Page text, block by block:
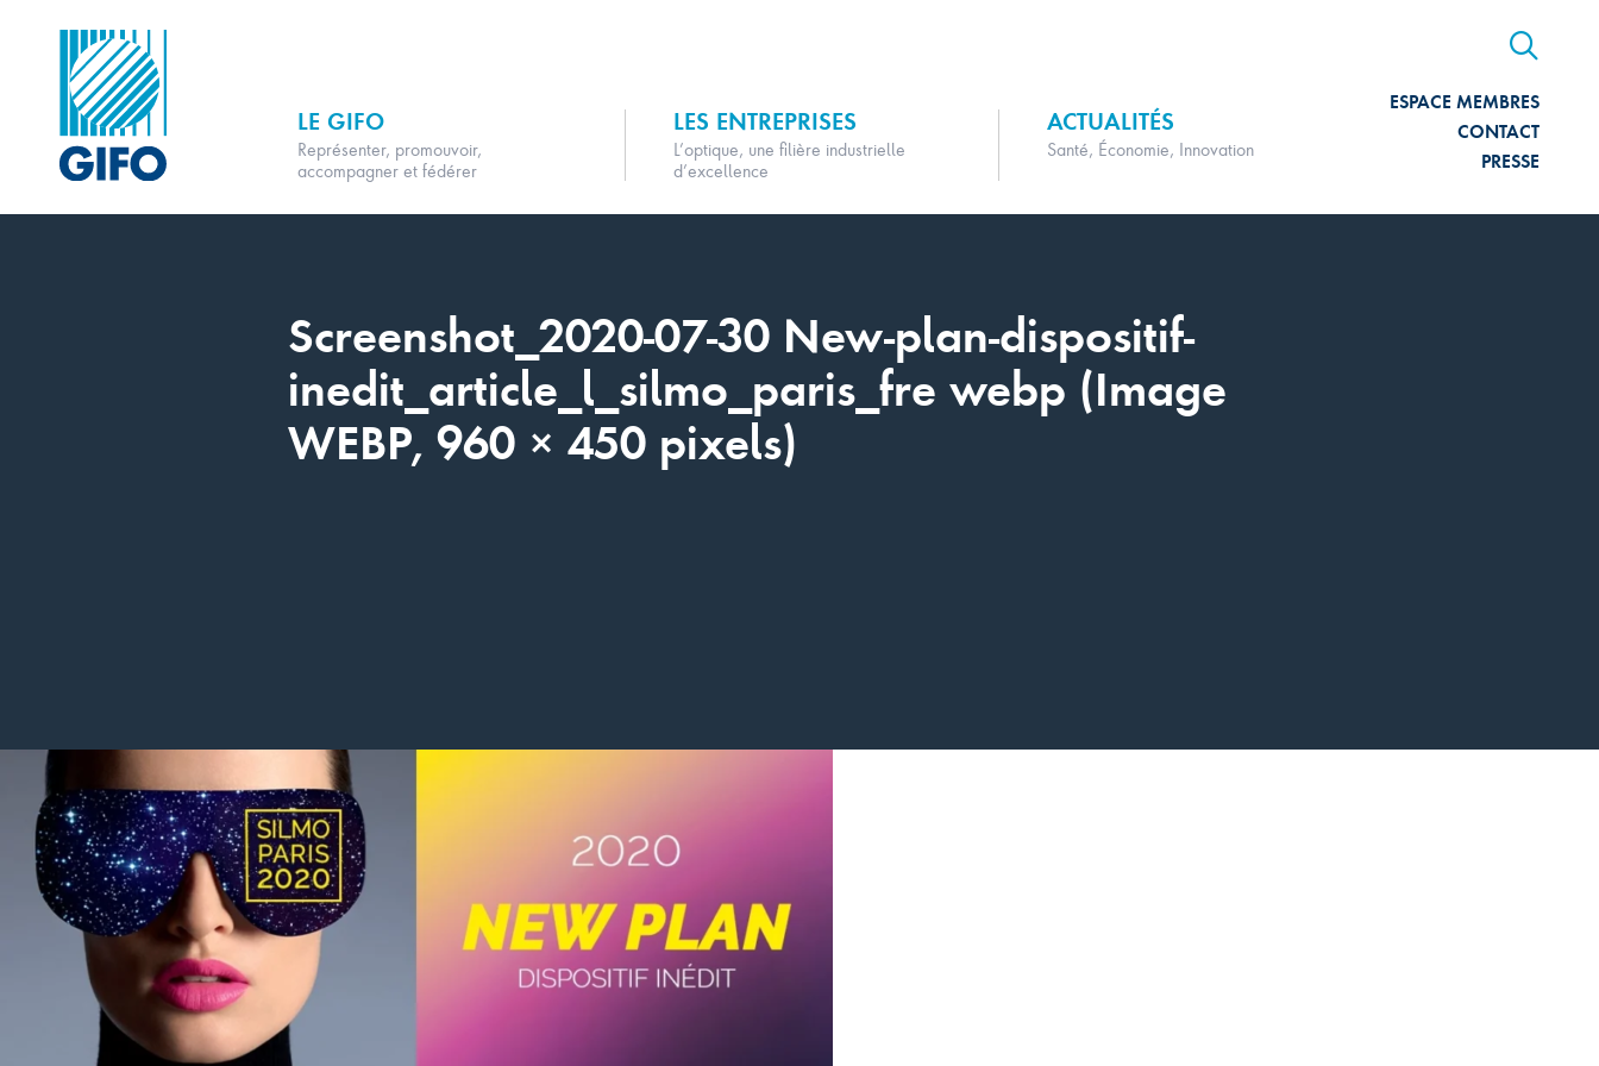
LE GIFO
Représenter, promouvoir,
accompagner et fédérer
LES ENTREPRISES
L’optique, une filière industrielle
d’excellence
ACTUALITÉS
Santé, Économie, Innovation
ESPACE MEMBRES
CONTACT
PRESSE
Screenshot_2020-07-30 New-plan-dispositif-
inedit_article_l_silmo_paris_fre webp (Image
WEBP, 960 × 450 pixels)